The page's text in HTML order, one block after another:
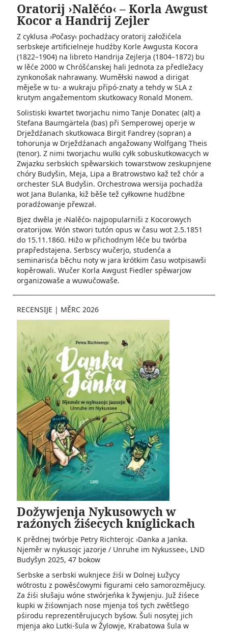
Oratorij ›Nalěćo‹ – Korla Awgust
Kocor a Handrij Zejler
Z cyklusa ›Počasy‹ pochadźacy oratorij załožićela
serbskeje artificielneje hudźby Korle Awgusta Kocora
(1822–1904) na libreto Handrija Zejlerja (1804–1872) bu
w lěće 2000 w Chróšćanskej hali Jednota za předležacy
zynkonošak nahrawany. Wuměłski nawod a dirigat
měješe w tu- a wukraju připó-znaty a tehdy w SLA z
krutym angažementom skutkowacy Ronald Monem.
Solistiski kwartet tworjachu nimo Tanje Donatec (alt) a
Stefana Baumgärtela (bas) při Semperowej operje w
Drježdźanach skutkowaca Birgit Fandrey (sopran) a
tohorunja w Drježdźanach angažowany Wolfgang Theis
(tenor). Z nimi tworjachu wulki cyłk sobuskutkowacych w
Zwjazku serbskich spěwarskich towarstwow zeskupnjene
chóry Budyšin, Meja, Lipa a Bratrowstwo kaž tež chór a
orchester SLA Budyšin. Orchestrowa wersija pochadźa
wot Jana Bulanka, kiž běše tež cyłkowne hudźbne
poradźowanje přewzał.
Bjez dwěla je ›Nalěćo‹ najpopularniši z Kocorowych
oratorijow. Wón stwori tutón opus w času wot 2.5.1851
do 15.11.1860. Hižo w přichodnym lěće bu twórba
prapředstajena. Serbscy wučerjo, studenća a
seminarisća běchu noty w jara krótkim času wotpisawši
kopěrowali. Wučer Korla Awgust Fiedler spěwarjow
organizowaše a wuwučowaše.
RECENSIJE | MĚRC 2026
Dožywjenja Nykusowych w
raźonych źiśecych kniglickach
K prědnej twórbje Petry Richterojc ›Danka a Janka.
Njeměr w nykusojc jazorje / Unruhe im Nykussee‹, LND
Budyšyn 2025, 47 bokow­
Serbske a serbski wuknjece źiśi w Dolnej Łužycy
wótrostu z powěsćowymi figurami ceło samorozmějucy.
Za źiśi słušaju wóne stwórjeńka k žywjenju. Juž źiśece
kupki w źiśownjach nose mjenja toś tych zwětšego
pśirodu reprezentěrujucych byśow. Šuli nosytej jich
mjenja ako Lutki-šula w Žylowje, Krabatowa šula w